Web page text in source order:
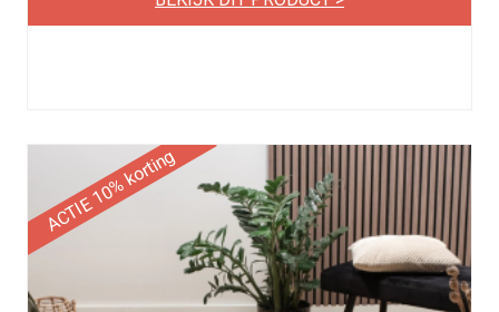
ACTIE 10% korting